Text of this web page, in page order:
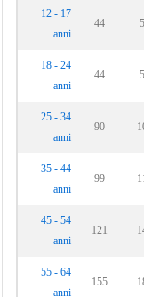
12 - 17
anni
44
18 - 24
anni
44
25 - 34
anni
90
35 - 44
anni
99
45 - 54
anni
121
55 - 64
anni
155